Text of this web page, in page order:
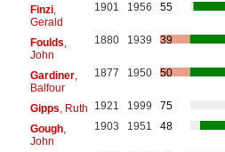
Finzi,
Gerald
1901 1956 55
Foulds,
John
1880 1939 39
Gardiner,
Balfour
1877 1950 50
Gipps, Ruth 1921 1999
75
Gough,
John
1903 1951 48